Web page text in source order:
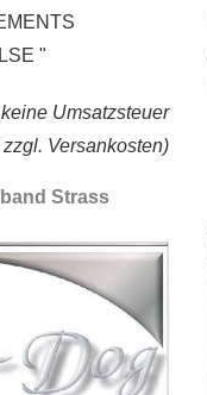
"
Umsatzsteuer
Versankosten)
Strass